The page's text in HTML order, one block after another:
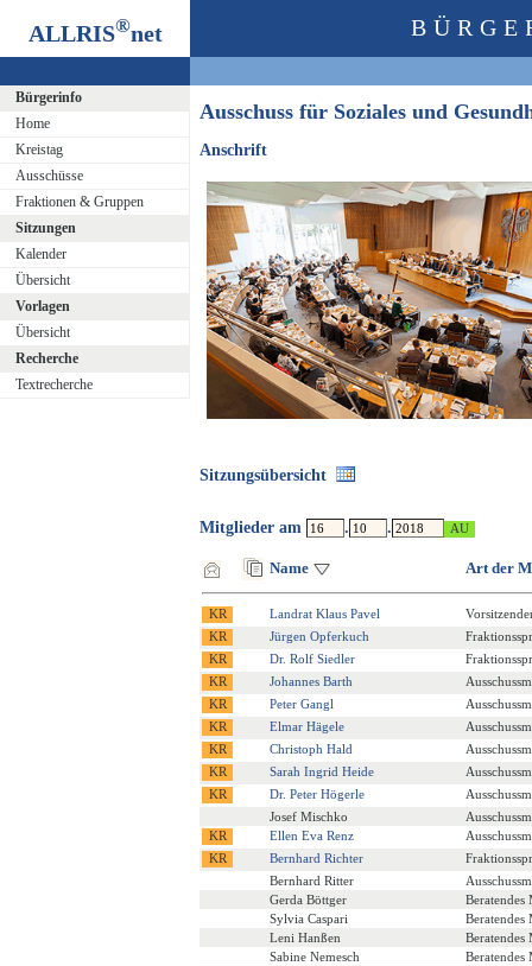
ALLRIS®net
Bürgerinfo
Home
Kreistag
Ausschüsse
Fraktionen & Gruppen
Sitzungen
Kalender
Übersicht
Vorlagen
Übersicht
Recherche
Textrecherche
Ausschuss für Soziales und
Anschrift
Sitzungsübersicht
Mitglieder am . .
Name Art der
Landrat Klaus Pavel
Jürgen Opferkuch
Dr. Rolf Siedler
Johannes Barth
Peter Gangl
Elmar Hägele
Christoph Hald
Sarah Ingrid Heide
Dr. Peter Högerle
Josef Mischko
Ellen Eva Renz
Bernhard Richter
Bernhard Ritter
Gerda Böttger
Beratendes
Sylvia Caspari
Beratendes
Leni Hanßen
Beratendes
Sabine Nemesch
Beratendes